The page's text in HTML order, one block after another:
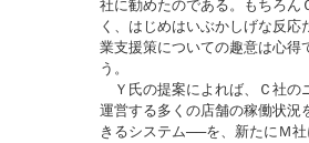
社に勧めたのである。もちろん
く、はじめはいぶかしげな反
業支援策についての趣意は心得
う。
Ｙ氏の提案によれば、Ｃ社の
運営する多くの店舗の稼働状況
きるシステム──を、新たにＭ